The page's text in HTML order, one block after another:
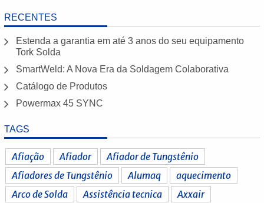
RECENTES
Estenda a garantia em até 3 anos do seu equipamento
Tork Solda
SmartWeld: A Nova Era da Soldagem Colaborativa
Catálogo de Produtos
Powermax 45 SYNC
TAGS
Afiação Afiador
Afiador de Tungstênio
Afiadores de Tungstênio
Alumaq
aquecimento
Arco de Solda
Assistência tecnica
Axxair